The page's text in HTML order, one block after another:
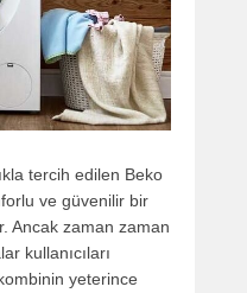
tercih edilen Beko
ve güvenilir bir
Ancak zaman zaman
kullanıcıları
yeterince